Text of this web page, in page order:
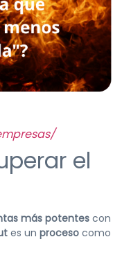
el
más potentescon
es un proceso como